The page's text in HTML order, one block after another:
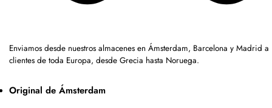
Enviamos desde nuestros almacenes en Ámsterdam, Barcelona y Madrid a
clientes de toda Europa, desde Grecia hasta Noruega.
Original de Ámsterdam